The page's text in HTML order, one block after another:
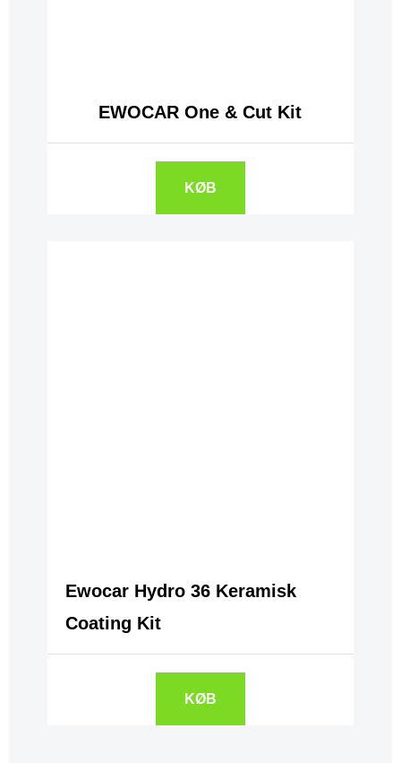
EWOCAR One & Cut Kit
KØB
Ewocar Hydro 36 Keramisk
Coating Kit
KØB